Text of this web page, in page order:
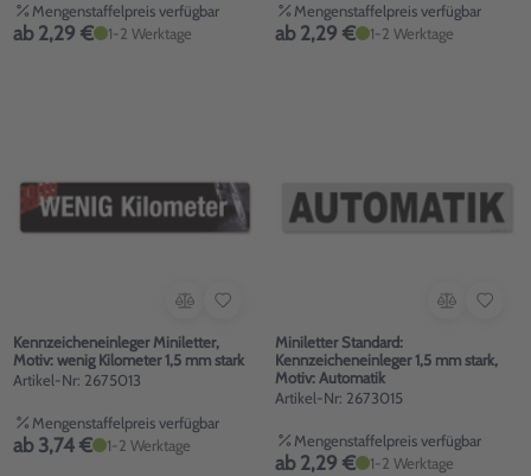
Mengenstaffelpreis verfügbar
ab 2,29 € 1-2 Werktage
Mengenstaffelpreis verfügbar
ab 2,29 € 1-2 Werktage
Kennzeicheneinleger Miniletter,
Motiv: wenig Kilometer 1,5 mm stark
Artikel-Nr: 2675013
Mengenstaffelpreis verfügbar
ab 3,74 € 1-2 Werktage
Miniletter Standard:
Kennzeicheneinleger 1,5 mm stark,
Motiv: Automatik
Artikel-Nr: 2673015
Mengenstaffelpreis verfügbar
ab 2,29 € 1-2 Werktage